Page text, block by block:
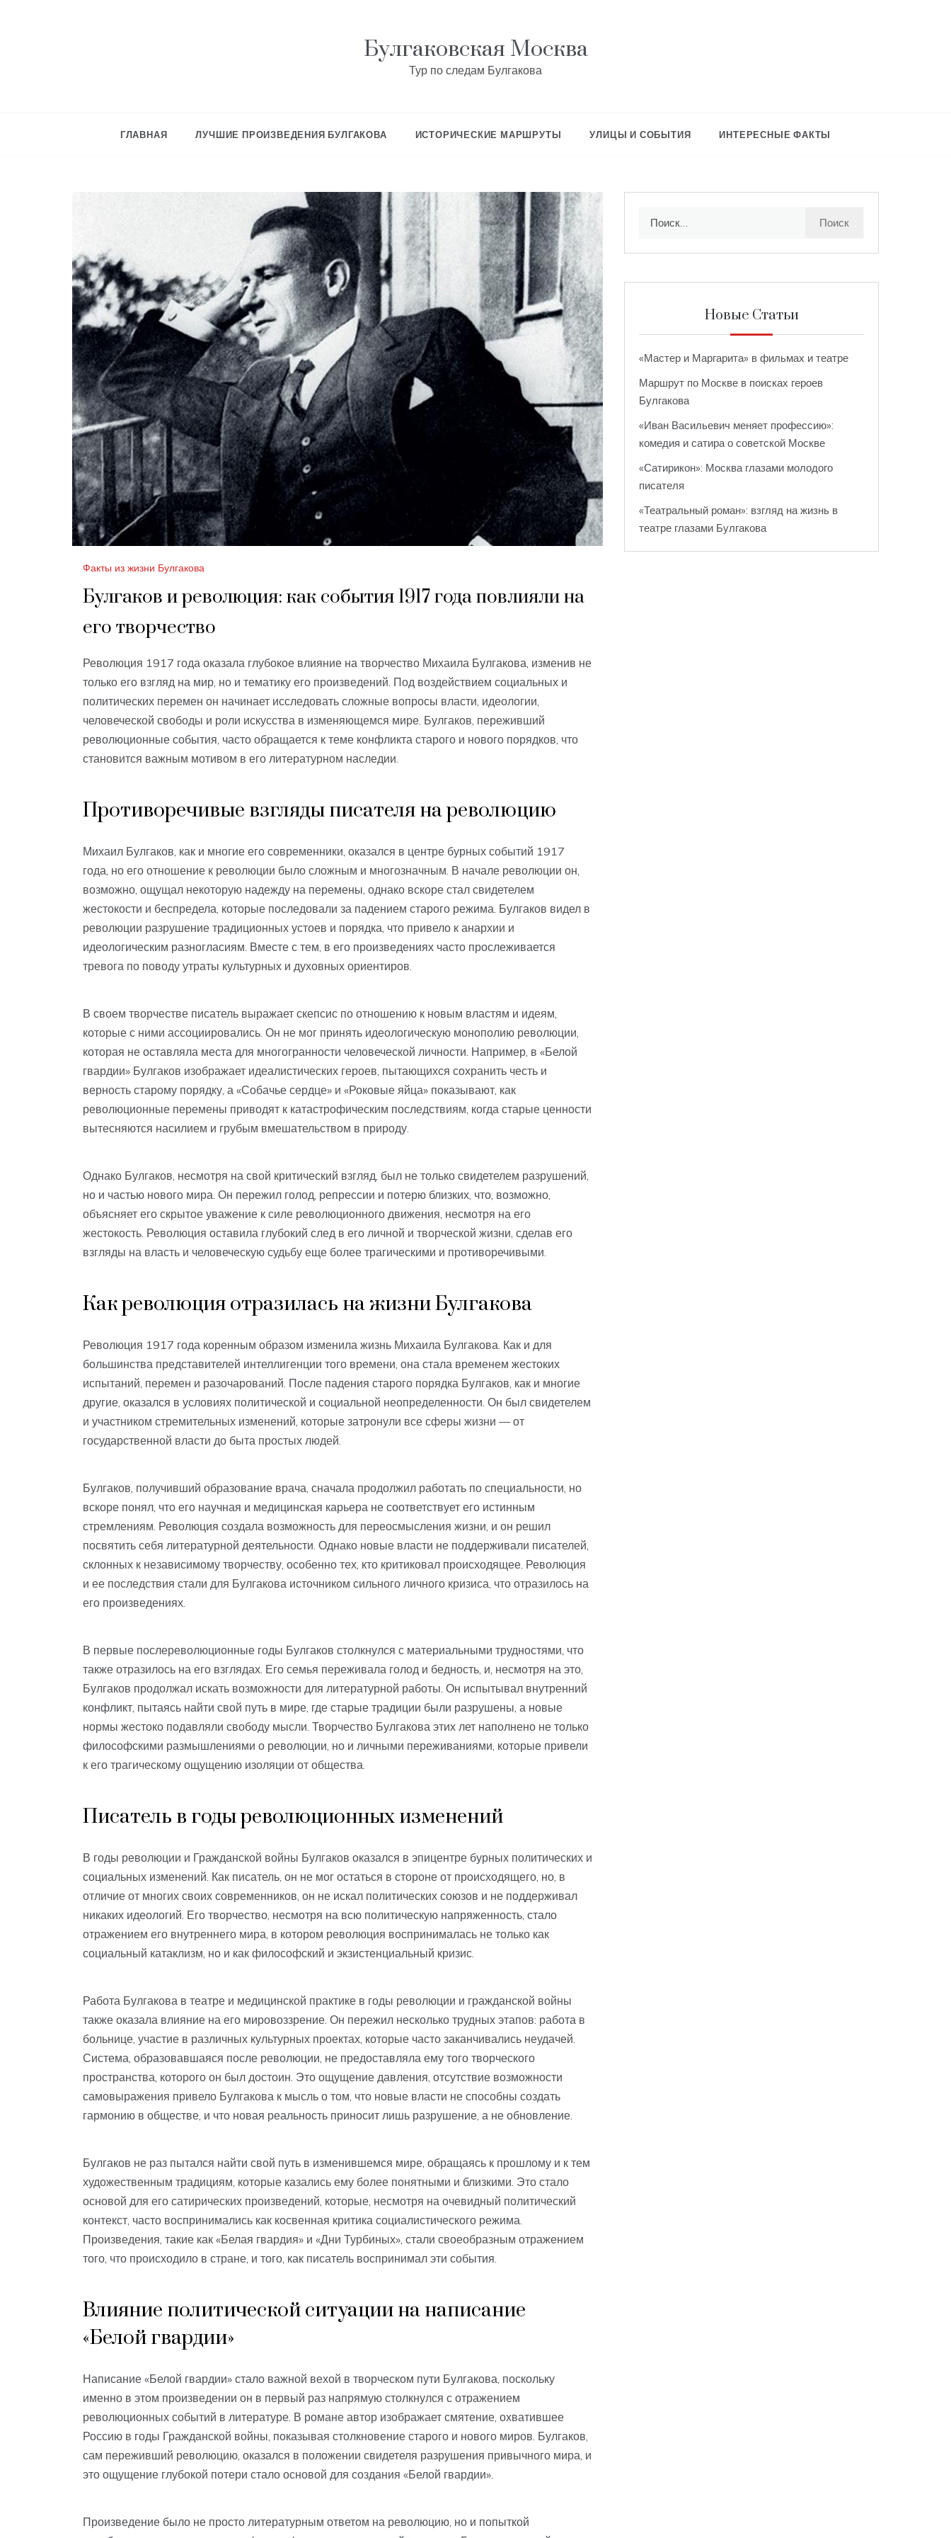
Булгаковская Москва
Тур по следам Булгакова
ГЛАВНАЯ ЛУЧШИЕ ПРОИЗВЕДЕНИЯ БУЛГАКОВА ИСТОРИЧЕСКИЕ МАРШРУТЫ УЛИЦЫ И СОБЫТИЯ ИНТЕРЕСНЫЕ ФАКТЫ
Факты из жизни Булгакова
Булгаков и революция: как события 1917 года повлияли на
его творчество
Революция 1917 года оказала глубокое влияние на творчество Михаила Булгакова, изменив не
только его взгляд на мир, но и тематику его произведений. Под воздействием социальных и
политических перемен он начинает исследовать сложные вопросы власти, идеологии,
человеческой свободы и роли искусства в изменяющемся мире. Булгаков, переживший
революционные события, часто обращается к теме конфликта старого и нового порядков, что
становится важным мотивом в его литературном наследии.
Противоречивые взгляды писателя на революцию
Михаил Булгаков, как и многие его современники, оказался в центре бурных событий 1917
года, но его отношение к революции было сложным и многозначным. В начале революции он,
возможно, ощущал некоторую надежду на перемены, однако вскоре стал свидетелем
жестокости и беспредела, которые последовали за падением старого режима. Булгаков видел в
революции разрушение традиционных устоев и порядка, что привело к анархии и
идеологическим разногласиям. Вместе с тем, в его произведениях часто прослеживается
тревога по поводу утраты культурных и духовных ориентиров.
В своем творчестве писатель выражает скепсис по отношению к новым властям и идеям,
которые с ними ассоциировались. Он не мог принять идеологическую монополию революции,
которая не оставляла места для многогранности человеческой личности. Например, в «Белой
гвардии» Булгаков изображает идеалистических героев, пытающихся сохранить честь и
верность старому порядку, а «Собачье сердце» и «Роковые яйца» показывают, как
революционные перемены приводят к катастрофическим последствиям, когда старые ценности
вытесняются насилием и грубым вмешательством в природу.
Однако Булгаков, несмотря на свой критический взгляд, был не только свидетелем разрушений,
но и частью нового мира. Он пережил голод, репрессии и потерю близких, что, возможно,
объясняет его скрытое уважение к силе революционного движения, несмотря на его
жестокость. Революция оставила глубокий след в его личной и творческой жизни, сделав его
взгляды на власть и человеческую судьбу еще более трагическими и противоречивыми.
Как революция отразилась на жизни Булгакова
Революция 1917 года коренным образом изменила жизнь Михаила Булгакова. Как и для
большинства представителей интеллигенции того времени, она стала временем жестоких
испытаний, перемен и разочарований. После падения старого порядка Булгаков, как и многие
другие, оказался в условиях политической и социальной неопределенности. Он был свидетелем
и участником стремительных изменений, которые затронули все сферы жизни — от
государственной власти до быта простых людей.
Булгаков, получивший образование врача, сначала продолжил работать по специальности, но
вскоре понял, что его научная и медицинская карьера не соответствует его истинным
стремлениям. Революция создала возможность для переосмысления жизни, и он решил
посвятить себя литературной деятельности. Однако новые власти не поддерживали писателей,
склонных к независимому творчеству, особенно тех, кто критиковал происходящее. Революция
и ее последствия стали для Булгакова источником сильного личного кризиса, что отразилось на
его произведениях.
В первые послереволюционные годы Булгаков столкнулся с материальными трудностями, что
также отразилось на его взглядах. Его семья переживала голод и бедность, и, несмотря на это,
Булгаков продолжал искать возможности для литературной работы. Он испытывал внутренний
конфликт, пытаясь найти свой путь в мире, где старые традиции были разрушены, а новые
нормы жестоко подавляли свободу мысли. Творчество Булгакова этих лет наполнено не только
философскими размышлениями о революции, но и личными переживаниями, которые привели
к его трагическому ощущению изоляции от общества.
Писатель в годы революционных изменений
В годы революции и Гражданской войны Булгаков оказался в эпицентре бурных политических и
социальных изменений. Как писатель, он не мог остаться в стороне от происходящего, но, в
отличие от многих своих современников, он не искал политических союзов и не поддерживал
никаких идеологий. Его творчество, несмотря на всю политическую напряженность, стало
отражением его внутреннего мира, в котором революция воспринималась не только как
социальный катаклизм, но и как философский и экзистенциальный кризис.
Работа Булгакова в театре и медицинской практике в годы революции и гражданской войны
также оказала влияние на его мировоззрение. Он пережил несколько трудных этапов: работа в
больнице, участие в различных культурных проектах, которые часто заканчивались неудачей.
Система, образовавшаяся после революции, не предоставляла ему того творческого
пространства, которого он был достоин. Это ощущение давления, отсутствие возможности
самовыражения привело Булгакова к мысль о том, что новые власти не способны создать
гармонию в обществе, и что новая реальность приносит лишь разрушение, а не обновление.
Булгаков не раз пытался найти свой путь в изменившемся мире, обращаясь к прошлому и к тем
художественным традициям, которые казались ему более понятными и близкими. Это стало
основой для его сатирических произведений, которые, несмотря на очевидный политический
контекст, часто воспринимались как косвенная критика социалистического режима.
Произведения, такие как «Белая гвардия» и «Дни Турбиных», стали своеобразным отражением
того, что происходило в стране, и того, как писатель воспринимал эти события.
Влияние политической ситуации на написание
«Белой гвардии»
Написание «Белой гвардии» стало важной вехой в творческом пути Булгакова, поскольку
именно в этом произведении он в первый раз напрямую столкнулся с отражением
революционных событий в литературе. В романе автор изображает смятение, охватившее
Россию в годы Гражданской войны, показывая столкновение старого и нового миров. Булгаков,
сам переживший революцию, оказался в положении свидетеля разрушения привычного мира, и
это ощущение глубокой потери стало основой для создания «Белой гвардии».
Произведение было не просто литературным ответом на революцию, но и попыткой
Новые Статьи
«Мастер и Маргарита» в фильмах и театре
Маршрут по Москве в поисках героев
Булгакова
«Иван Васильевич меняет профессию»:
комедия и сатира о советской Москве
«Сатирикон»: Москва глазами молодого
писателя
«Театральный роман»: взгляд на жизнь в
театре глазами Булгакова